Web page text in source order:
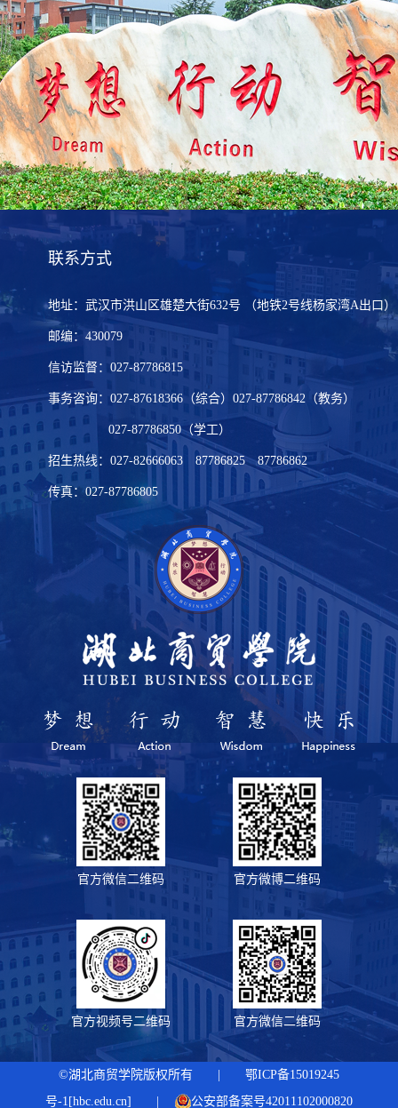
联系方式
地址：武汉市洪山区雄楚大街632号 （地铁2号线杨家湾A出口）
邮编：430079
信访监督：027-87786815
事务咨询：027-87618366（综合）027-87786842（教务）
027-87786850（学工）
招生热线：027-82666063 87786825 87786862
传真：027-87786805
官方微信二维码 官方微博二维码
官方视频号二维码 官方微信二维码
©湖北商贸学院版权所有 | 鄂ICP备15019245
号-1[hbc.edu.cn] |
公安部备案号42011102000820